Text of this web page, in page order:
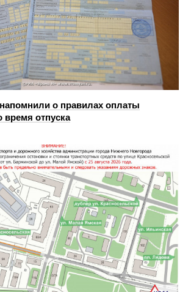
о правилах оплаты
время отпуска